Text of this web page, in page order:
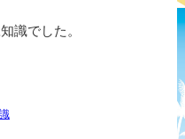
識でした。